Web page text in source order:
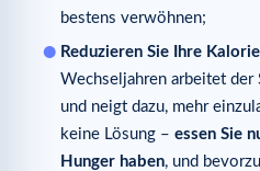
bestens verwöhnen;
Reduzieren Sie Ihre
Wechseljahren arbeitet der
und neigt dazu, mehr
keine Lösung – essen Sie
Hunger haben, und